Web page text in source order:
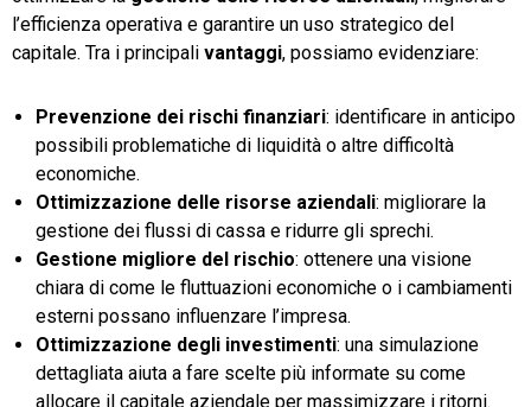
l’efficienza operativa e garantire un uso strategico del
capitale. Tra i principali vantaggi, possiamo evidenziare:
Prevenzione dei rischi finanziari: identificare in anticipo
possibili problematiche di liquidità o altre difficoltà
economiche.
Ottimizzazione delle risorse aziendali: migliorare la
gestione dei flussi di cassa e ridurre gli sprechi.
Gestione migliore del rischio: ottenere una visione
chiara di come le fluttuazioni economiche o i cambiamenti
esterni possano influenzare l’impresa.
Ottimizzazione degli investimenti: una simulazione
dettagliata aiuta a fare scelte più informate su come
allocare il capitale aziendale per massimizzare i ritorni.